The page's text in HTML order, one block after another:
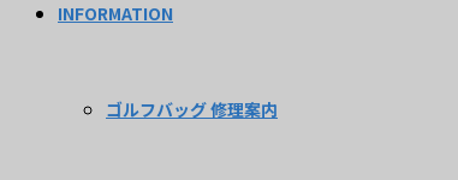
INFORMATION
ゴルフバッグ 修理案内